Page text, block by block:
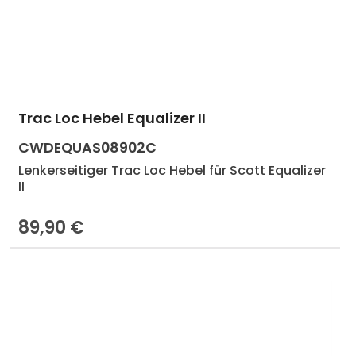
um die Anzahl zu erhöhen
Wert ein oder benutze die
Produkt Anzahl: Gib den
Trac Loc Hebel Equalizer II
CWDEQUAS08902C
Lenkerseitiger Trac Loc Hebel für Scott Equalizer
II
Regulärer Preis:
89,90 €